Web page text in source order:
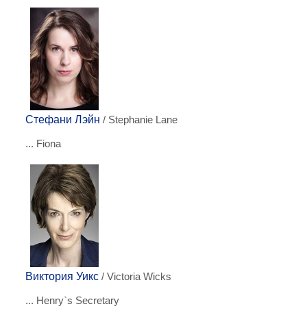
Стефани Лэйн / Stephanie Lane
... Fiona
Виктория Уикс / Victoria Wicks
... Henry`s Secretary